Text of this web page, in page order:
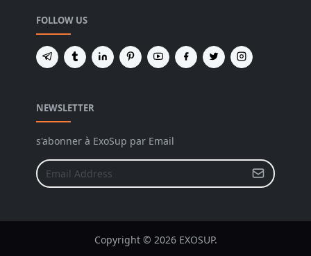
FOLLOW US
NEWSLETTER
s'abonner à ExoSup par Email
Copyright © 2026 EXOSUP.